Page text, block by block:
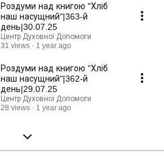
Роздуми над книгою "Хліб
наш насущний"|363-й
день|30.07.25
Центр Духовної Допомоги
31 views
1 year ago
Роздуми над книгою "Хліб
наш насущний"|362-й
день|29.07.25
Центр Духовної Допомоги
28 views
1 year ago